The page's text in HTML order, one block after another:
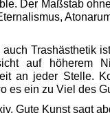
Der Maßstab
Trashästhetik
auf höherem
an jeder Stelle.
es ein zu Viel des
Gute Kunst sagt